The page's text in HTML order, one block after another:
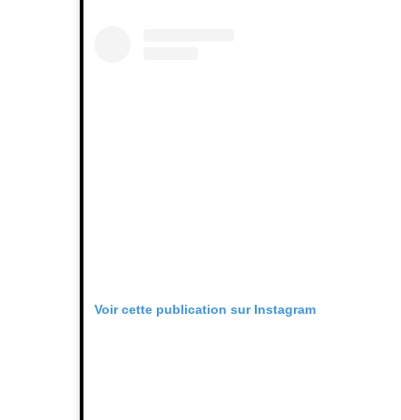
Voir cette publication sur Instagram